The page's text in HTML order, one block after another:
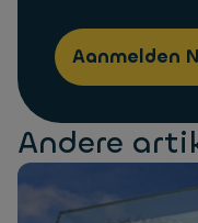
Aanmelden
Andere